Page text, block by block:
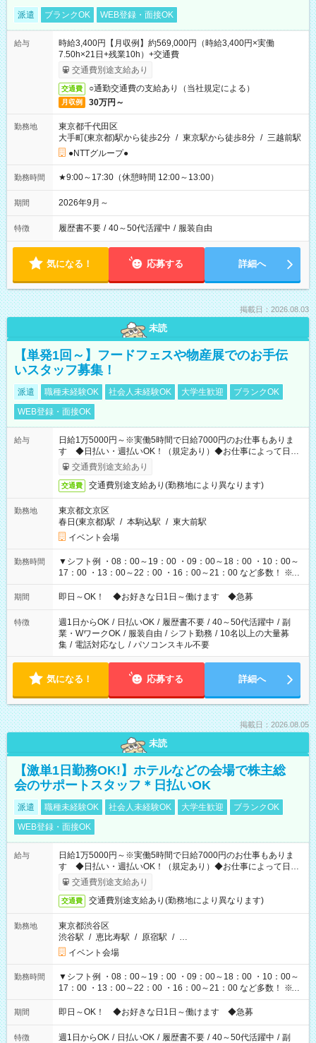
派遣 ブランクOK WEB登録・面接OK
給与
時給3,400円【月収例】約569,000円（時給3,400円×実働
7.50h×21日+残業10h）+交通費
交通費別途支給あり
交通費 ○通勤交通費の支給あり（当社規定による）
月収例 30万円～
勤務地
東京都千代田区
大手町(東京都)駅から徒歩2分 / 東京駅から徒歩8分 / 三越前駅
●NTTグループ●
勤務時間 ★9:00～17:30（休憩時間 12:00～13:00）
期間 2026年9月～
特徴 履歴書不要 / 40～50代活躍中 / 服装自由
気になる！ 応募する 詳細へ
掲載日：2026.08.03
未読
【単発1回～】フードフェスや物産展でのお手伝
いスタッフ募集！
派遣 職種未経験OK 社会人未経験OK 大学生歓迎
ブランクOK
WEB登録・面接OK
給与
日給1万5000円～※実働5時間で日給7000円のお仕事もありま
す ◆日払い・週払いOK！（規定あり）◆お仕事によって日給
も異なります
交通費別途支給あり
交通費 交通費別途支給あり(勤務地により異なります)
勤務地
東京都文京区
春日(東京都)駅 / 本駒込駅 / 東大前駅
イベント会場
勤務時間
▼シフト例 ・08：00～19：00 ・09：00～18：00 ・10：00～
17：00 ・13：00～22：00 ・16：00～21：00 など多数！ ※お
仕事により勤務時間が異なります
期間 即日～OK！ ◆お好きな日1日～働けます ◆急募
特徴 週1日からOK / 日払いOK / 履歴書不要 / 40～50代活躍中 / 副
業・WワークOK / 服装自由 / シフト勤務 / 10名以上の大量募
集 / 電話対応なし / パソコンスキル不要
気になる！ 応募する 詳細へ
掲載日：2026.08.05
未読
【激単1日勤務OK!】ホテルなどの会場で株主総
会のサポートスタッフ＊日払いOK
派遣 職種未経験OK 社会人未経験OK 大学生歓迎
ブランクOK
WEB登録・面接OK
給与
日給1万5000円～※実働5時間で日給7000円のお仕事もありま
す ◆日払い・週払いOK！（規定あり）◆お仕事によって日給
も異なります
交通費別途支給あり
交通費 交通費別途支給あり(勤務地により異なります)
勤務地
東京都渋谷区
渋谷駅 / 恵比寿駅 / 原宿駅 / …
イベント会場
勤務時間
▼シフト例 ・08：00～19：00 ・09：00～18：00 ・10：00～
17：00 ・13：00～22：00 ・16：00～21：00 など多数！ ※お
仕事により勤務時間が異なります
期間 即日～OK！ ◆お好きな日1日～働けます ◆急募
特徴 週1日からOK / 日払いOK / 履歴書不要 / 40～50代活躍中 / 副